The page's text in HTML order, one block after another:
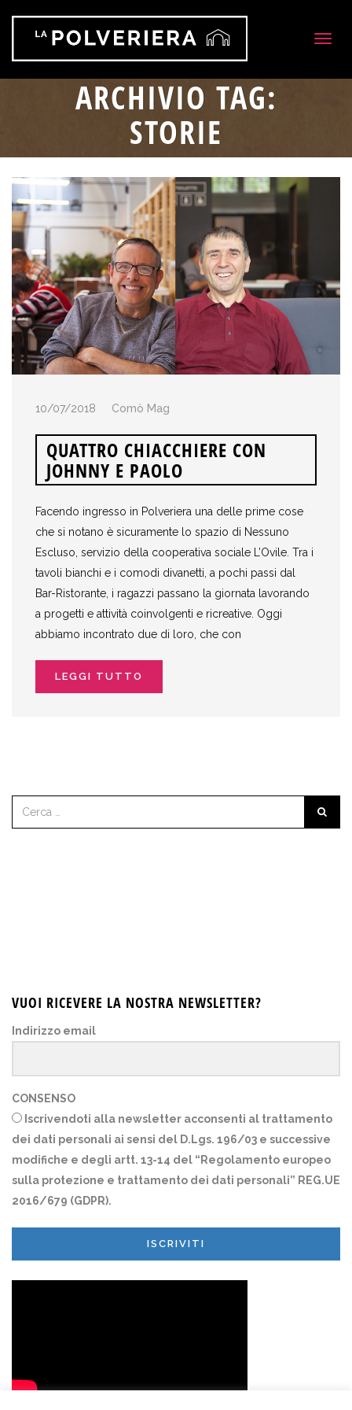
ARCHIVIO TAG:
STORIE
10/07/2018 Comò Mag
QUATTRO CHIACCHIERE CON
JOHNNY E PAOLO
Facendo ingresso in Polveriera una delle prime cose
che si notano è sicuramente lo spazio di Nessuno
Escluso, servizio della cooperativa sociale L’Ovile. Tra i
tavoli bianchi e i comodi divanetti, a pochi passi dal
Bar-Ristorante, i ragazzi passano la giornata lavorando
a progetti e attività coinvolgenti e ricreative. Oggi
abbiamo incontrato due di loro, che con
LEGGI TUTTO
VUOI RICEVERE LA NOSTRA NEWSLETTER?
Indirizzo email
CONSENSO
Iscrivendoti alla newsletter acconsenti al trattamento
dei dati personali ai sensi del D.Lgs. 196/03 e successive
modifiche e degli artt. 13-14 del “Regolamento europeo
sulla protezione e trattamento dei dati personali” REG.UE
2016/679 (GDPR).
ISCRIVITI